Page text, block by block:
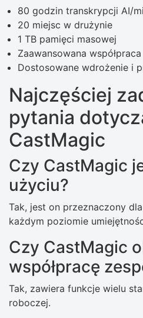
80 godzin transkrypcji AI/
20 miejsc w drużynie
1 TB pamięci masowej
Zaawansowana współpraca
Dostosowane wdrożenie i
Najczęściej
pytania
CastMagic
Czy CastMagic
użyciu?
Tak, jest on przeznaczony
każdym poziomie
Czy CastMagic
współpracę
Tak, zawiera funkcje wielu
roboczej.